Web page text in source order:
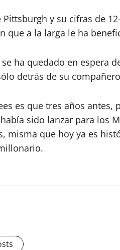
y su cifras de
que a la larga le ha
ha quedado en espera
detrás de su
es que tres años
sido lanzar para
misma que hoy ya es